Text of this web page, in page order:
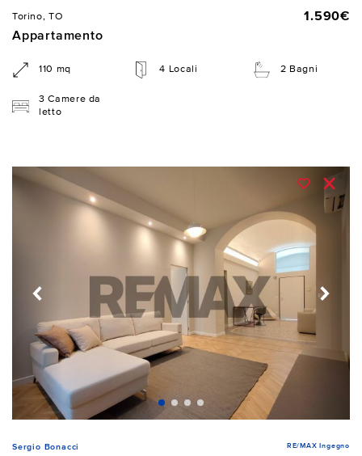
Torino, TO
1.590€
Appartamento
110 mq 4 Locali 2 Bagni
3 Camere da
letto
Sergio Bonacci RE/MAX Ingegno